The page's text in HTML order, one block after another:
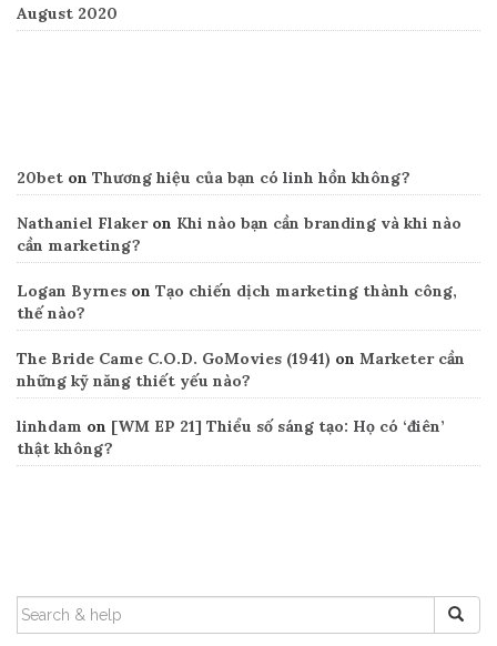
August 2020
20bet on Thương hiệu của bạn có linh hồn không?
Nathaniel Flakeron Khi nào bạn cần branding và khi nào
cần marketing?
Logan Byrnes on Tạo chiến dịch marketing thành công,
thế nào?
The Bride Came C.O.D. GoMovies (1941) on Marketer cần
những kỹ năng thiết yếu nào?
linhdam on [WM EP 21] Thiểu số sáng tạo: Họ có ‘điên’
thật không?
SEARCH
FOR: